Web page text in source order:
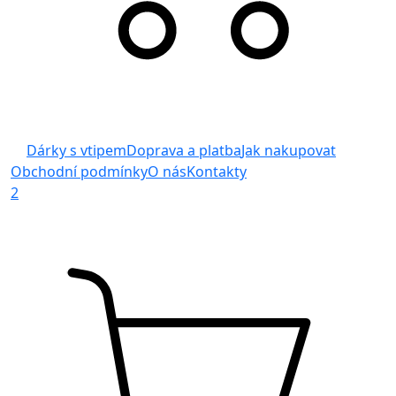
Dárky s vtipemDoprava a platbaJak nakupovat
Obchodní podmínkyO násKontakty
2